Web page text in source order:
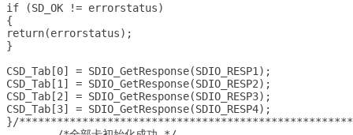
if (SD_OK != errorstatus)
{
return(errorstatus);
}
CSD_Tab[0] = SDIO_GetResponse(SDIO_RESP1);
CSD_Tab[1] = SDIO_GetResponse(SDIO_RESP2);
CSD_Tab[2] = SDIO_GetResponse(SDIO_RESP3);
CSD_Tab[3] = SDIO_GetResponse(SDIO_RESP4);
}/